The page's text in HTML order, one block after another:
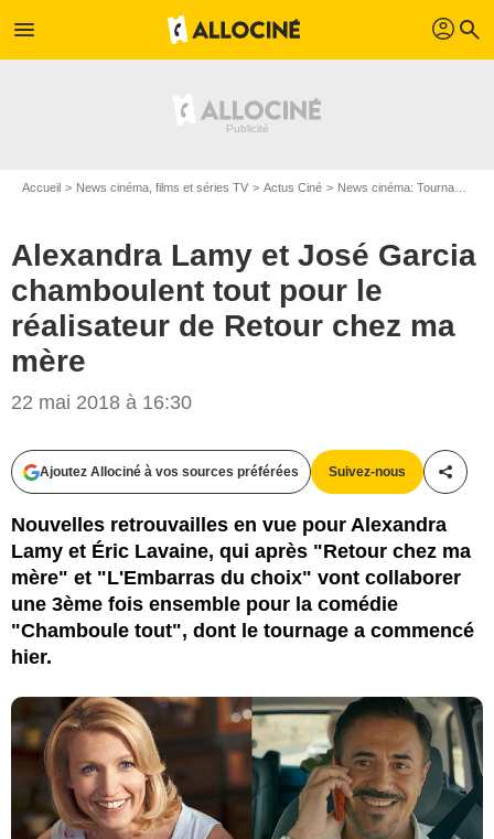
menu profil search
Accueil News cinéma, films et séries TV Actus Ciné News cinéma: Tournages
Alexandra Lamy et José Garcia
chamboulent tout pour le
réalisateur de Retour chez ma
mère
22 mai 2018 à 16:30
Ajoutez Allociné à vos sources préférées Suivez-nous
Nouvelles retrouvailles en vue pour Alexandra
Lamy et Éric Lavaine, qui après "Retour chez ma
mère" et "L'Embarras du choix" vont collaborer
une 3ème fois ensemble pour la comédie
"Chamboule tout", dont le tournage a commencé
hier.
Nathalie Mazéas / Wild Bunch Distribution